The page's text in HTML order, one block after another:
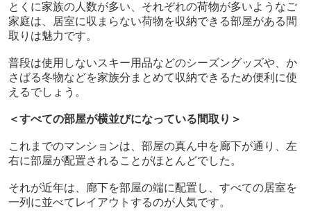
とくに家族の人数が多い、それぞれの荷物が多いようなご
家庭は、居室に収まらない荷物を収納できる部屋がある間
取りは魅力です。
普段は使用しないスキー用品などのシーズングッズや、か
さばる冬物などを家族分まとめて収納できるため便利に使
えるでしょう。
＜すべての部屋が横並びになっている間取り＞
これまでのマンションは、部屋の真ん中を廊下が通り、左
右に部屋が配置されることがほとんどでした。
それが近年は、廊下を部屋の端に配置し、すべての居室を
一列に並べてレイアウトするのが人気です。